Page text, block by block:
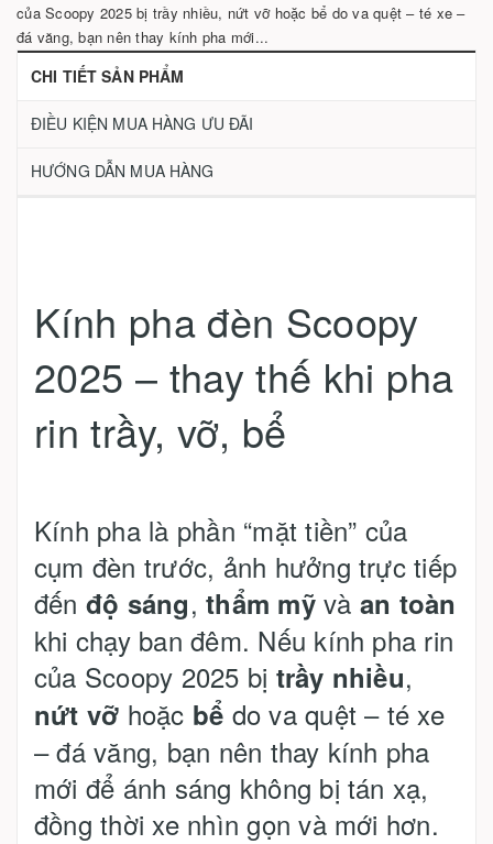
của Scoopy 2025 bị trầy nhiều, nứt vỡ hoặc bể do va quệt – té xe –
đá văng, bạn nên thay kính pha mới...
CHI TIẾT SẢN PHẨM
ĐIỀU KIỆN MUA HÀNG ƯU ĐÃI
HƯỚNG DẪN MUA HÀNG
Kính pha đèn Scoopy
2025 – thay thế khi pha
rin trầy, vỡ, bể
Kính pha là phần “mặt tiền” của
cụm đèn trước, ảnh hưởng trực tiếp
đến độ sáng,thẩm mỹvà an toàn
khi chạy ban đêm. Nếu kính pha rin
của Scoopy 2025 bị trầy nhiều,
nứt vỡ hoặc bể do va quệt – té xe
– đá văng, bạn nên thay kính pha
mới để ánh sáng không bị tán xạ,
đồng thời xe nhìn gọn và mới hơn.